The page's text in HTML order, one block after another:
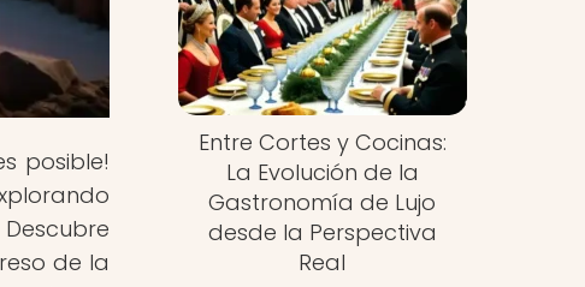
posible!
de la
Entre Cortes y Cocinas:
La Evolución de la
Gastronomía de Lujo
desde la Perspectiva
Real